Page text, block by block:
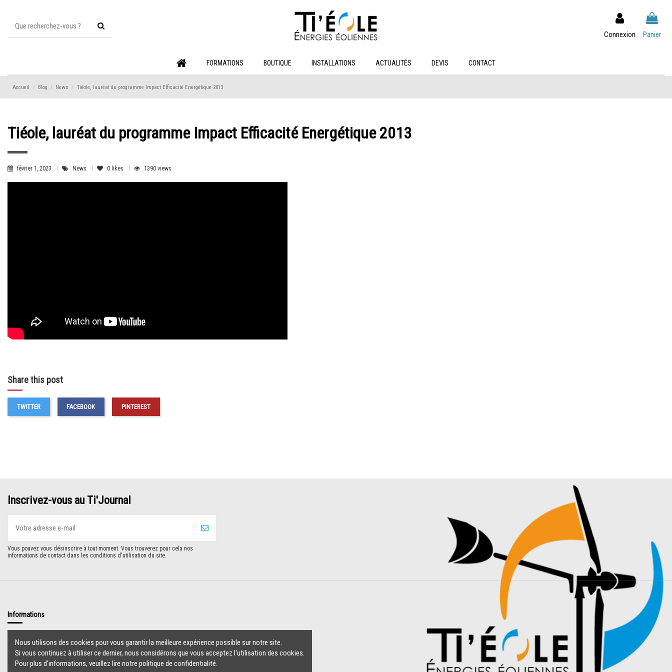
Connexion Panier
FORMATIONS BOUTIQUE INSTALLATIONS ACTUALITÉS DEVIS CONTACT
Accueil Blog News Tiéole, lauréat du programme Impact Efficacité Energétique 2013
Tiéole, lauréat du programme Impact Efficacité Energétique 2013
février 1, 2023 News 0 likes 1390 views
Share this post
TWITTER FACEBOOK PINTEREST
Inscrivez-vous au Ti'Journal
Vous pouvez vous désinscrire à tout moment. Vous trouverez pour cela nos
informations de contact dans les conditions d'utilisation du site.
Informations
Mentions légales
Accueil
Nous utilisons des cookies pour vous garantir la meilleure expérience possible sur notre site.
Si vous continuez à utiliser ce dernier, nous considérons que vous acceptez l'utilisation des cookies.
Pour plus d'informations, veuillez lire notre politique de confidentialité.